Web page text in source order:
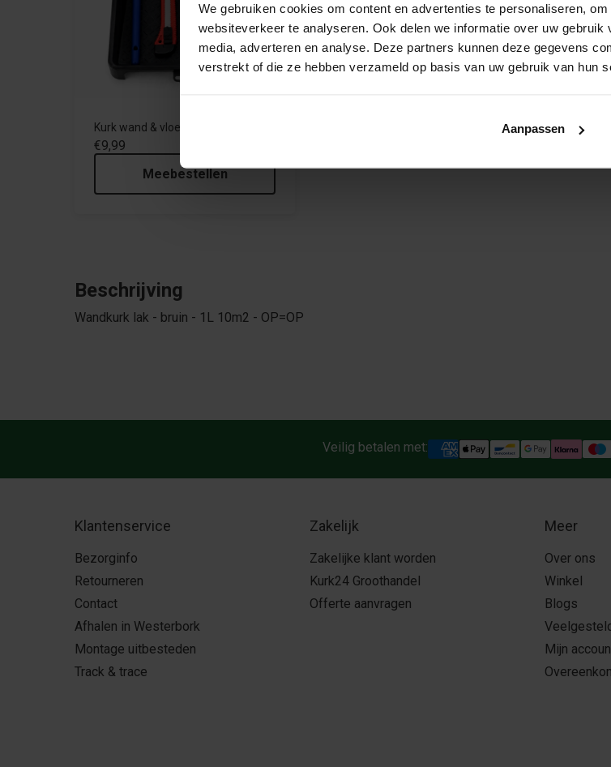
We gebruiken cookies om content en advertenties te personaliseren,
websiteverkeer te analyseren. Ook delen we informatie over uw
media, adverteren en analyse. Deze partners kunnen deze gegevens
verstrekt of die ze hebben verzameld op basis van uw gebruik van hun
Aanpassen
Kurk wand & vloer - Lakset
€9,99
Meebestellen
Beschrijving
Wandkurk lak - bruin - 1L 10m2 - OP=OP
Veilig betalen met:
Klantenservice
Bezorginfo
Retourneren
Contact
Afhalen in Westerbork
Montage uitbesteden
Track & trace
Zakelijk
Zakelijke klant worden
Kurk24 Groothandel
Offerte aanvragen
Meer
Over ons
Winkel
Blogs
Mijn